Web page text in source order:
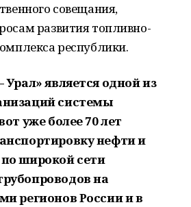
совещания,
развития топливно-
республики.
является одной из
системы
уже более 70 лет
нефти и
широкой сети
на
регионов России и в